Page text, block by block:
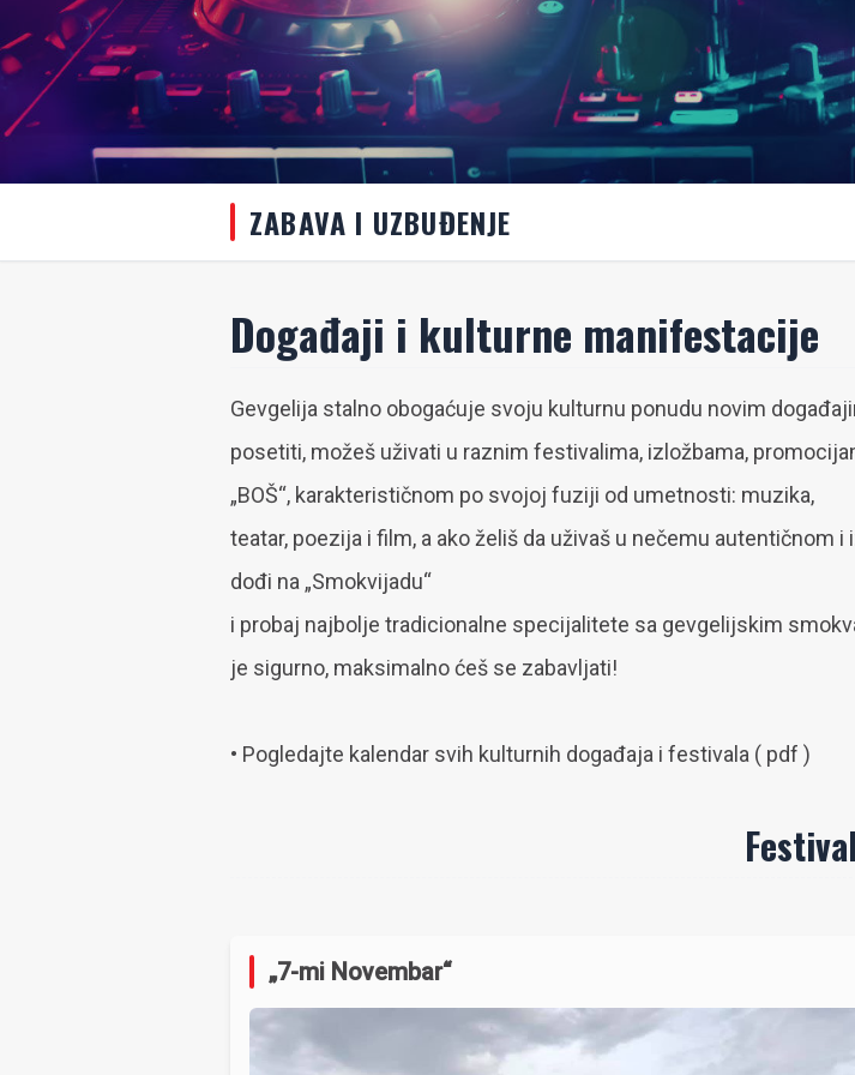
ZABAVA I UZBUĐENJE
Događaji i kulturne manifestacije
Gevgelija stalno obogaćuje svoju kulturnu ponudu novim
posetiti, možeš uživati u raznim festivalima, izložbama,
„BOŠ“, karakterističnom po svojoj fuziji od umetnosti: muzika,
teatar, poezija i film, a ako želiš da uživaš u nečemu autentičnom i
dođi na „Smokvijadu“
i probaj najbolje tradicionalne specijalitete sa gevgelijskim
je sigurno, maksimalno ćeš se zabavljati!
• Pogledajte kalendar svih kulturnih događaja i festivala ( pdf )
„7-mi Novembar“